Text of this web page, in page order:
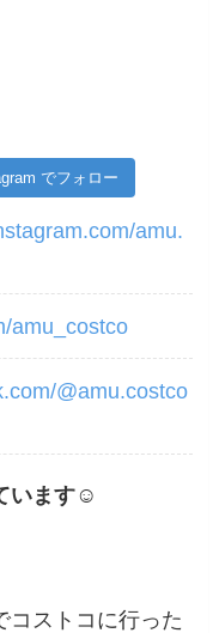
でフォロー
amu.
amu_costco
@amu.costco
います☺
コストコに行った